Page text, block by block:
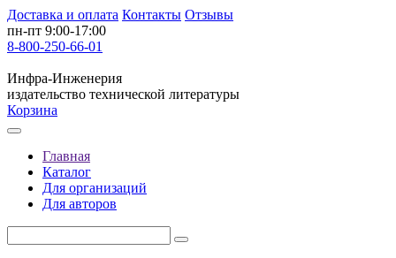
Доставка и оплата Контакты Отзывы
пн-пт 9:00-17:00
8-800-250-66-01
Инфра-Инженерия
издательство технической литературы
Корзина
Главная
Каталог
Для организаций
Для авторов